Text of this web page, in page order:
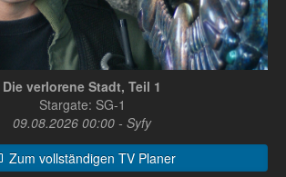
Die verlorene Stadt, Teil 1
Stargate: SG-1
09.08.2026 00:00 - Syfy
Zum vollständigen TV Planer